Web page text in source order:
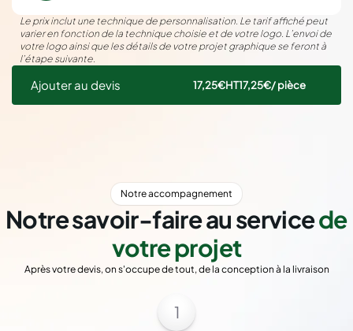
Le prix inclut une technique de personnalisation. Le tarif affiché peut
varier en fonction de la technique choisie et de votre logo. L’envoi de
votre logo ainsi que les détails de votre projet graphique se feront à
l’étape suivante.
Ajouter au devis 17,25€HT17,25€/ pièce
Notre accompagnement
Notre savoir-faire au servicede
votre projet
Après votre devis, on s'occupe de tout, de la conception à la livraison
1